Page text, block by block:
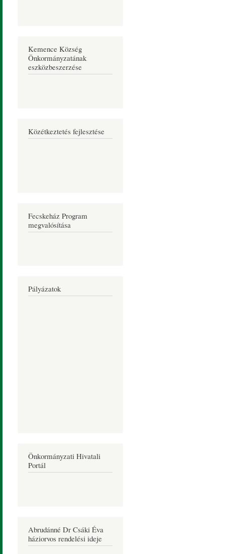
Kemence Község
Önkormányzatának
eszközbeszerzése
Közétkeztetés fejlesztése
Fecskeház Program
megvalósítása
Pályázatok
Önkormányzati Hivatali
Portál
Abrudánné Dr Csáki Éva
háziorvos rendelési ideje